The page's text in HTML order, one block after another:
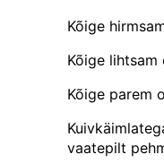
Kõige
Kõige
Kõige parem
vaatepilt